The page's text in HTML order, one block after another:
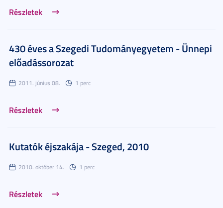
Részletek
430 éves a Szegedi Tudományegyetem - Ünnepi
előadássorozat
2011. június 08. 1 perc
Részletek
Kutatók éjszakája - Szeged, 2010
2010. október 14. 1 perc
Részletek